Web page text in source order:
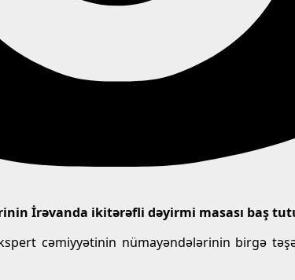
İrəvanda ikitərəfli dəyirmi masası baş
cəmiyyətinin nümayəndələrinin birgə